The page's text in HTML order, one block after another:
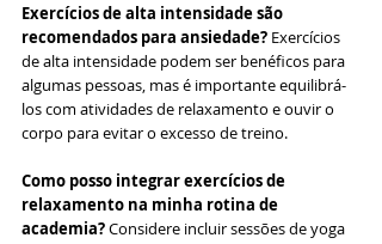
Exercícios de alta intensidade são
recomendados para ansiedade? Exercícios
de alta intensidade podem ser benéficos para
algumas pessoas, mas é importante equilibrá-
los com atividades de relaxamento e ouvir o
corpo para evitar o excesso de treino.
Como posso integrar exercícios de
relaxamento na minha rotina de
academia? Considere incluir sessões de yoga